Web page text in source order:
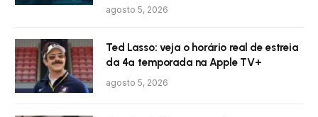
agosto 5, 2026
Ted Lasso: veja o horário real de estreia
da 4ª temporada na Apple TV+
agosto 5, 2026